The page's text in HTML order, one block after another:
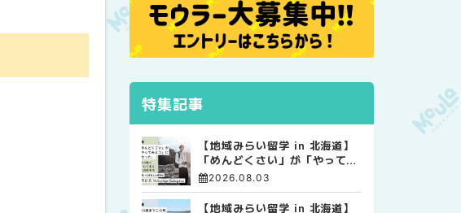
特集記事
【地域みらい留学 in 北海道】
「めんどくさい」が「やってみ
よう」に変わった。 十勝の風
に吹かれて走る、僕の泥臭くて
自由な高校生活
2026.08.03
【地域みらい留学 in 北海道】